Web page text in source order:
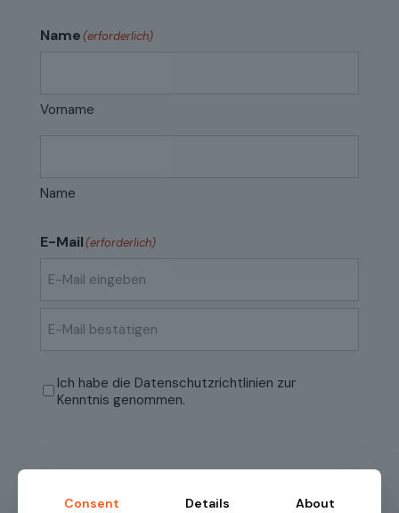
Name(erforderlich)
Vorname
Name
E-Mail(erforderlich)
Mail
Mail
bestätigen
Datenschutzrichtlinien(erforderlich)
Ich habe die Datenschutzrichtlinien zur
Kenntnis genommen.
Consent Details About